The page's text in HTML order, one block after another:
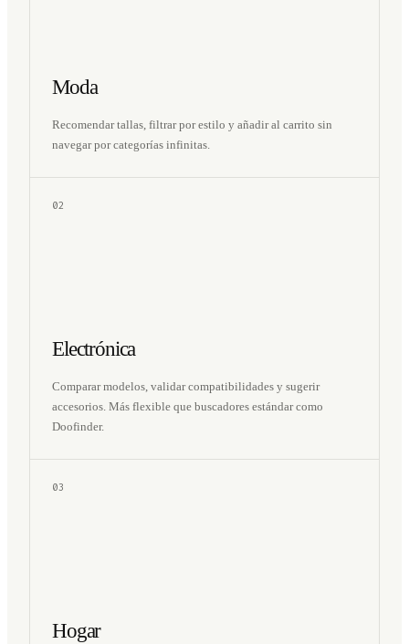
Moda
Recomendar tallas, filtrar por estilo y añadir al carrito sin
navegar por categorías infinitas.
02
Electrónica
Comparar modelos, validar compatibilidades y sugerir
accesorios. Más flexible que buscadores estándar como
Doofinder.
03
Hogar